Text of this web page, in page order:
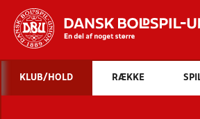
KLUB/HOLD RÆKKE